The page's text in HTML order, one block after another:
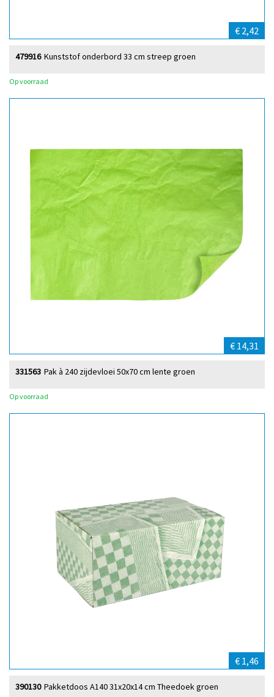
€ 2,42
Kunststof onderbord 33 cm streep groen
479916
Op voorraad
€ 14,31
Pak à 240 zijdevloei 50x70 cm lente groen
331563
Op voorraad
€ 1,46
Pakketdoos A140 31x20x14 cm Theedoek groen
390130